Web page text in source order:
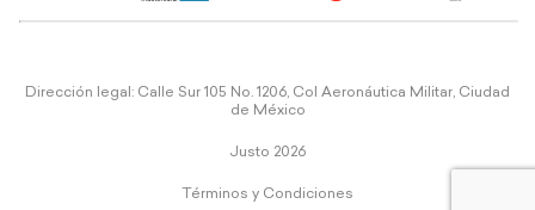
Dirección legal: Calle Sur 105 No. 1206, Col Aeronáutica Militar, Ciudad
de México
Justo 2026
Términos y Condiciones